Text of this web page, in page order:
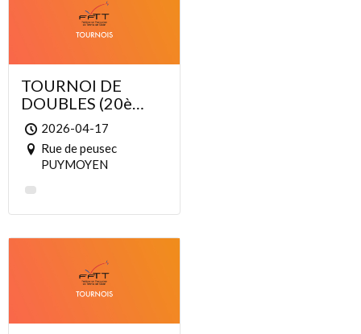
TOURNOI DE
DOUBLES (20è
édition)
2026-04-17
Rue de peusec
PUYMOYEN